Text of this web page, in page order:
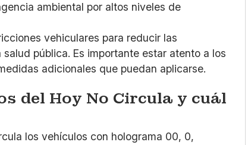
ambiental por altos niveles de
vehiculares para reducir las
pública. Es importante estar atento a los
adicionales que puedan aplicarse.
del Hoy No Circula y cuál
los vehículos con holograma 00, 0,